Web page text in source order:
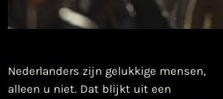
Nederlanders zijn gelukkige mensen,
alleen u niet. Dat blijkt uit een